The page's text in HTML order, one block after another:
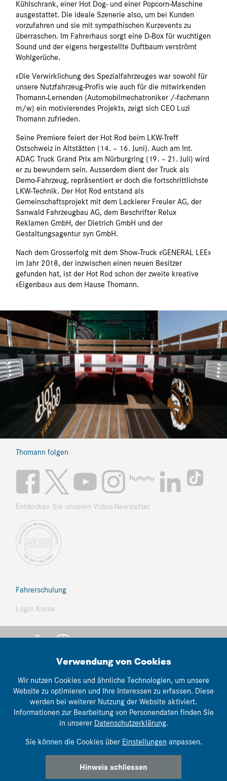
Kühlschrank, einer Hot Dog- und einer Popcorn-Maschine
ausgestattet. Die ideale Szenerie also, um bei Kunden
vorzufahren und sie mit sympathischen Kurzevents zu
überraschen. Im Fahrerhaus sorgt eine D-Box für wuchtigen
Sound und der eigens hergestellte Duftbaum verströmt
Wohlgerüche.
«Die Verwirklichung des Spezialfahrzeuges war sowohl für
unsere Nutzfahrzeug-Profis wie auch für die mitwirkenden
Thomann-Lernenden (Automobilmechatroniker /-fachmann
m/w) ein motivierendes Projekt», zeigt sich CEO Luzi
Thomann zufrieden.
Seine Premiere feiert der Hot Rod beim LKW-Treff
Ostschweiz in Altstätten (14. – 16. Juni). Auch am Int.
ADAC Truck Grand Prix am Nürburgring (19. – 21. Juli) wird
er zu bewundern sein. Ausserdem dient der Truck als
Demo-Fahrzeug, repräsentiert er doch die fortschrittlichste
LKW-Technik. Der Hot Rod entstand als
Gemeinschaftsprojekt mit dem Lackierer Freuler AG, der
Sanwald Fahrzeugbau AG, dem Beschrifter Relux
Reklamen GmbH, der Dietrich GmbH und der
Gestaltungsagentur syn GmbH.
Nach dem Grosserfolg mit dem Show-Truck «GENERAL LEE»
im Jahr 2018, der inzwischen einen neuen Besitzer
gefunden hat, ist der Hot Rod schon der zweite kreative
«Eigenbau» aus dem Hause Thomann.
Thomann folgen
Entdecken Sie unseren Video-Newsletter
Fahrerschulung
Login Kurse
© Thomann Nutzfahrzeuge
webwork:lemonbrain.ch
Verwendung von Cookies
Wir nutzen Cookies und ähnliche Technologien, um unsere
Website zu optimieren und Ihre Interessen zu erfassen. Diese
werden bei weiterer Nutzung der Website aktiviert.
Informationen zur Bearbeitung von Personendaten finden Sie
in unserer Datenschutzerklärung.
Sie können die Cookies über Einstellungen anpassen.
Hinweis schliessen